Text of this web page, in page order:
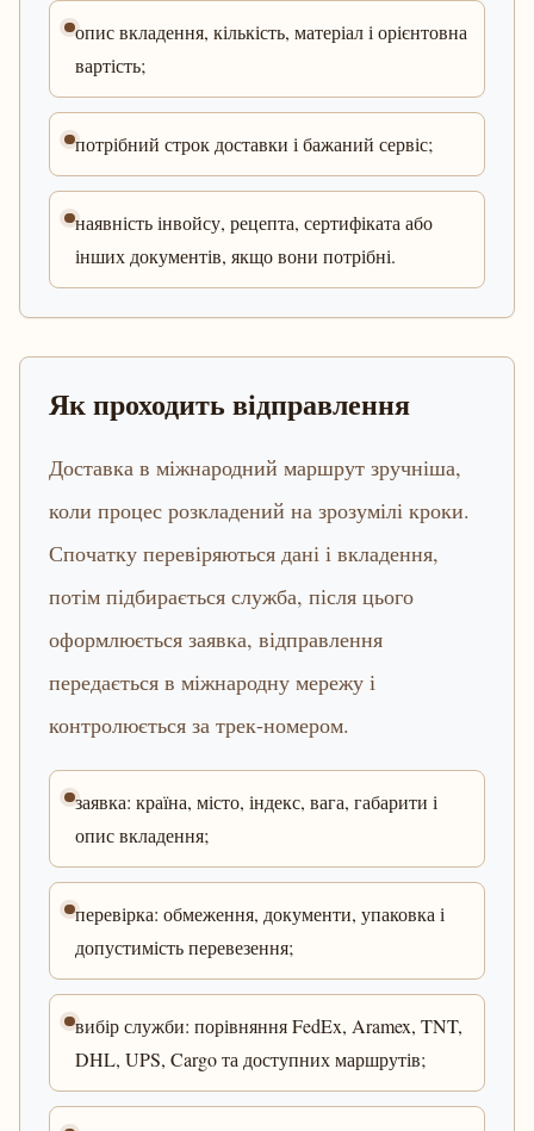
опис вкладення, кількість, матеріал і орієнтовна
вартість;
потрібний строк доставки і бажаний сервіс;
наявність інвойсу, рецепта, сертифіката або
інших документів, якщо вони потрібні.
Як проходить відправлення
Доставка в міжнародний маршрут зручніша,
коли процес розкладений на зрозумілі кроки.
Спочатку перевіряються дані і вкладення,
потім підбирається служба, після цього
оформлюється заявка, відправлення
передається в міжнародну мережу і
контролюється за трек-номером.
заявка: країна, місто, індекс, вага, габарити і
опис вкладення;
перевірка: обмеження, документи, упаковка і
допустимість перевезення;
вибір служби: порівняння FedEx, Aramex, TNT,
DHL, UPS, Cargo та доступних маршрутів;